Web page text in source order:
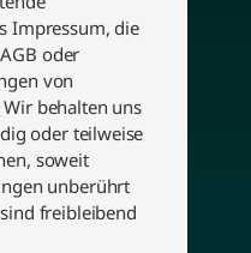
Impressum, die
oder
von
behalten uns
oder teilweise
soweit
unberührt
freibleibend